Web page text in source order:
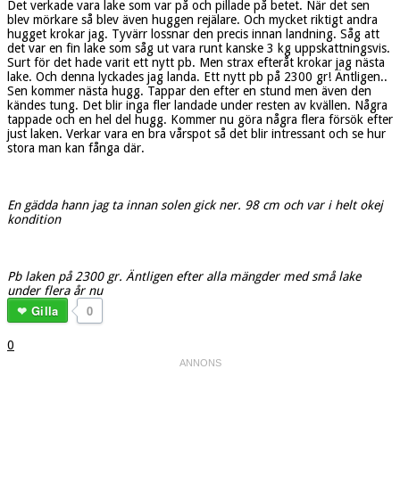
Det verkade vara lake som var på och pillade på betet. När det sen
blev mörkare så blev även huggen rejälare. Och mycket riktigt andra
hugget krokar jag. Tyvärr lossnar den precis innan landning. Såg att
det var en fin lake som såg ut vara runt kanske 3 kg uppskattningsvis.
Surt för det hade varit ett nytt pb. Men strax efteråt krokar jag nästa
lake. Och denna lyckades jag landa. Ett nytt pb på 2300 gr! Äntligen..
Sen kommer nästa hugg. Tappar den efter en stund men även den
kändes tung. Det blir inga fler landade under resten av kvällen. Några
tappade och en hel del hugg. Kommer nu göra några flera försök efter
just laken. Verkar vara en bra vårspot så det blir intressant och se hur
stora man kan fånga där.
En gädda hann jag ta innan solen gick ner. 98 cm och var i helt okej
kondition
Pb laken på 2300 gr. Äntligen efter alla mängder med små lake
under flera år nu
0
Gilla
0